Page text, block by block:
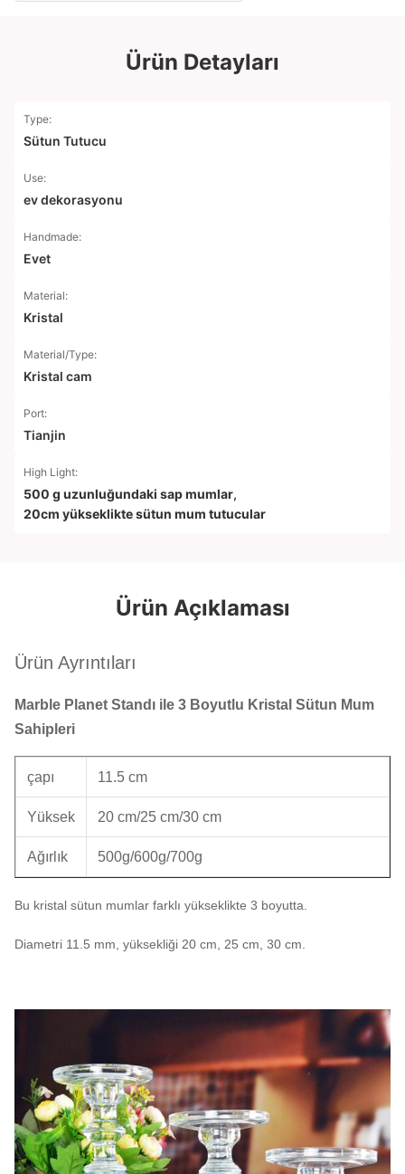
Ürün Detayları
Type:
Sütun Tutucu
Use:
ev dekorasyonu
Handmade:
Evet
Material:
Kristal
Material/Type:
Kristal cam
Port:
Tianjin
High Light:
500 g uzunluğundaki sap mumlar,
20cm yükseklikte sütun mum tutucular
Ürün Açıklaması
Ürün Ayrıntıları
Marble Planet Standı ile 3 Boyutlu Kristal Sütun Mum
Sahipleri
çapı 11.5 cm
Yüksek 20 cm/25 cm/30 cm
Ağırlık 500g/600g/700g
Bu kristal sütun mumlar farklı yükseklikte 3 boyutta.
Diametri 11.5 mm, yüksekliği 20 cm, 25 cm, 30 cm.